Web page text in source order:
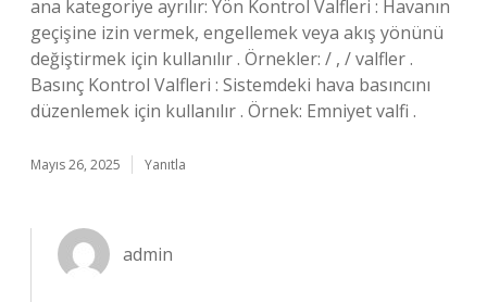
ana kategoriye ayrılır: Yön Kontrol Valfleri : Havanın
geçişine izin vermek, engellemek veya akış yönünü
değiştirmek için kullanılır . Örnekler: / , / valfler .
Basınç Kontrol Valfleri : Sistemdeki hava basıncını
düzenlemek için kullanılır . Örnek: Emniyet valfi .
Mayıs 26, 2025 Yanıtla
admin